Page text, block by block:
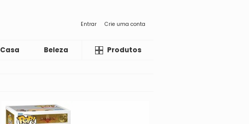
Entrar Crie uma conta
Casa Beleza LiquidaProdutos